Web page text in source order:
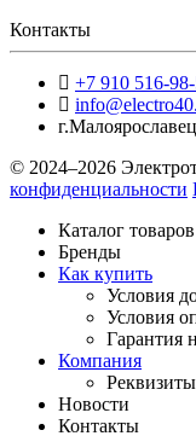
Контакты
+7 910 516-
г.Малоярославец
© 2024–2026
конфиденциальности
Каталог товаров
Бренды
Как купить
Условия
Условия
Гарантия
Компания
Реквизиты
Новости
Контакты